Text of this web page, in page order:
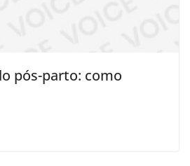
pós-parto: como